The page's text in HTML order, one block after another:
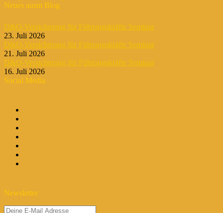
Neues ausm Blog
D&O-Versicherung für Führungskräfte Seminar
23. Juli 2026
D&O-Versicherung für Führungskräfte Seminar
21. Juli 2026
D&O-Versicherung für Führungskräfte Seminar
16. Juli 2026
Social Media
Newsletter